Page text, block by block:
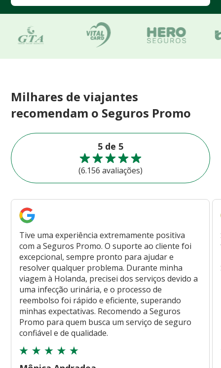
Milhares de viajantes
recomendam o Seguros Promo
5 de 5
(6.156 avaliações)
Tive uma experiência extremamente positiva
com a Seguros Promo. O suporte ao cliente foi
excepcional, sempre pronto para ajudar e
resolver qualquer problema. Durante minha
viagem à Holanda, precisei dos serviços devido a
uma infecção urinária, e o processo de
reembolso foi rápido e eficiente, superando
minhas expectativas. Recomendo a Seguros
Promo para quem busca um serviço de seguro
confiável e de qualidade.